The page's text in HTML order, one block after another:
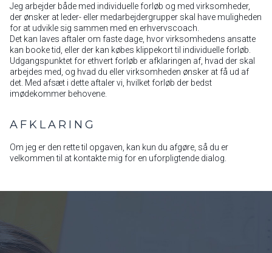
Jeg arbejder både med individuelle forløb og med virksomheder,
der ønsker at leder- eller medarbejdergrupper skal have muligheden
for at udvikle sig sammen med en erhvervscoach.
Det kan laves aftaler om faste dage, hvor virksomhedens ansatte
kan booke tid, eller der kan købes klippekort til individuelle forløb.
Udgangspunktet for ethvert forløb er afklaringen af, hvad der skal
arbejdes med, og hvad du eller virksomheden ønsker at få ud af
det. Med afsæt i dette aftaler vi, hvilket forløb der bedst
imødekommer behovene.
AFKLARING
Om jeg er den rette til opgaven, kan kun du afgøre, så du er
velkommen til at kontakte mig for en uforpligtende dialog.